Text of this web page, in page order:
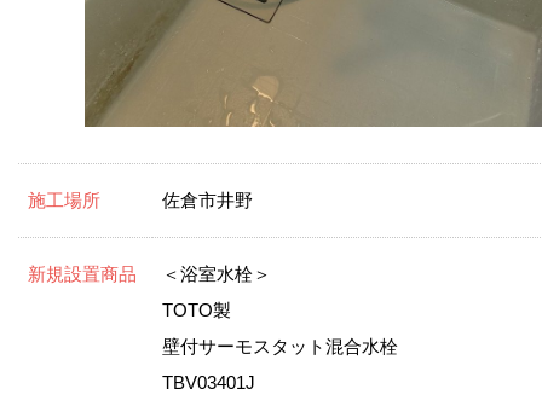
施工場所 佐倉市井野
新規設置商品
＜浴室水栓＞
TOTO製
壁付サーモスタット混合水栓
TBV03401J